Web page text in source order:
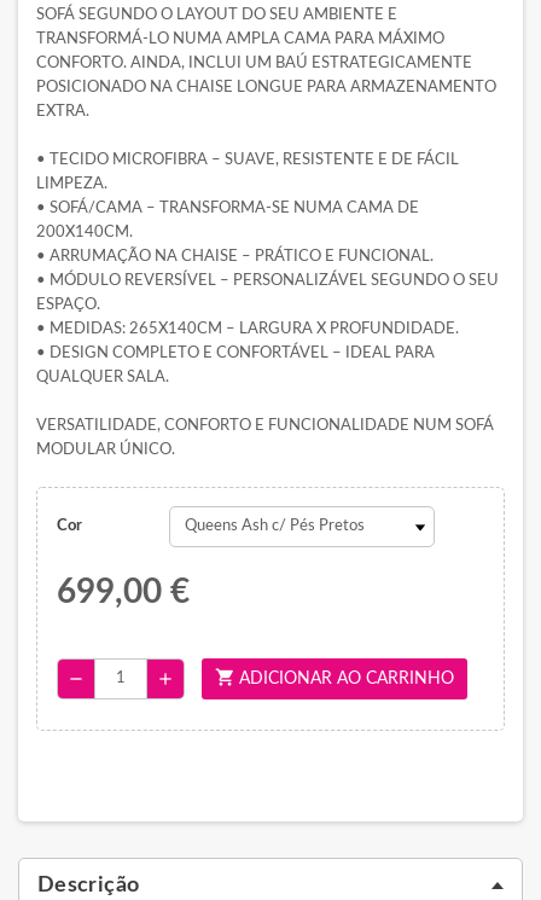
SOFÁ SEGUNDO O LAYOUT DO SEU AMBIENTE E
TRANSFORMÁ-LO NUMA AMPLA CAMA PARA MÁXIMO
CONFORTO. AINDA, INCLUI UM BAÚ ESTRATEGICAMENTE
POSICIONADO NA CHAISE LONGUE PARA ARMAZENAMENTO
EXTRA.
• TECIDO MICROFIBRA – SUAVE, RESISTENTE E DE FÁCIL
LIMPEZA.
• SOFÁ/CAMA – TRANSFORMA-SE NUMA CAMA DE
200X140CM.
• ARRUMAÇÃO NA CHAISE – PRÁTICO E FUNCIONAL.
• MÓDULO REVERSÍVEL – PERSONALIZÁVEL SEGUNDO O SEU
ESPAÇO.
• MEDIDAS: 265X140CM – LARGURA X PROFUNDIDADE.
• DESIGN COMPLETO E CONFORTÁVEL – IDEAL PARA
QUALQUER SALA.
VERSATILIDADE, CONFORTO E FUNCIONALIDADE NUM SOFÁ
MODULAR ÚNICO.
Cor
699,00 €
remove add shopping_cart ADICIONAR AO CARRINHO
Descrição